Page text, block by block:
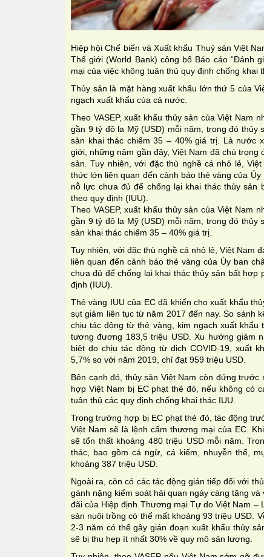
Hiệp hội Chế biến và Xuất khẩu Thuỷ sản Việt
Thế giới (World Bank) công bố Báo cáo “Đánh
mại của việc không tuân thủ quy định chống khai
Thủy sản là mặt hàng xuất khẩu lớn thứ 5 của
ngạch xuất khẩu của cả nước.
Theo VASEP, xuất khẩu thủy sản của Việt Nam
gần 9 tỷ đô la Mỹ (USD) mỗi năm, trong đó thủy
sản khai thác chiếm 35 – 40% giá trị. Là nước
giới, những năm gần đây, Việt Nam đã chú
sản. Tuy nhiên, với đặc thù nghề cá nhỏ lẻ,
thức lớn liên quan đến cảnh báo thẻ vàng của
nỗ lực chưa đủ để chống lại khai thác thủy sản
theo quy định (IUU).
Theo VASEP, xuất khẩu thủy sản của Việt Nam
gần 9 tỷ đô la Mỹ (USD) mỗi năm, trong đó thủy
sản khai thác chiếm 35 – 40% giá trị.
Tuy nhiên, với đặc thù nghề cá nhỏ lẻ, Việt Nam
liên quan đến cảnh báo thẻ vàng của Ủy ban
chưa đủ để chống lại khai thác thủy sản bất hợp
định (IUU).
Thẻ vàng IUU của EC đã khiến cho xuất khẩu
sụt giảm liên tục từ năm 2017 đến nay. So sánh
chịu tác động từ thẻ vàng, kim ngạch xuất khẩu
tương đương 183,5 triệu USD. Xu hướng giảm
biệt do chịu tác động từ dịch COVID-19, xuất
5,7% so với năm 2019, chỉ đạt 959 triệu USD.
Bên cạnh đó, thủy sản Việt Nam còn đứng
hợp Việt Nam bị EC phạt thẻ đỏ, nếu không có
tuân thủ các quy định chống khai thác IUU.
Trong trường hợp bị EC phạt thẻ đỏ, tác động
Việt Nam sẽ là lệnh cấm thương mại của EC.
sẽ tổn thất khoảng 480 triệu USD mỗi năm.
thác, bao gồm cá ngừ, cá kiếm, nhuyễn thể,
khoảng 387 triệu USD.
Ngoài ra, còn có các tác động gián tiếp đối với
gánh nặng kiểm soát hải quan ngày càng tăng
đãi của Hiệp định Thương mại Tự do Việt Nam –
sản nuôi trồng có thể mất khoảng 93 triệu USD.
2-3 năm có thể gây gián đoạn xuất khẩu thủy
sẽ bị thu hẹp ít nhất 30% về quy mô sản lượng.